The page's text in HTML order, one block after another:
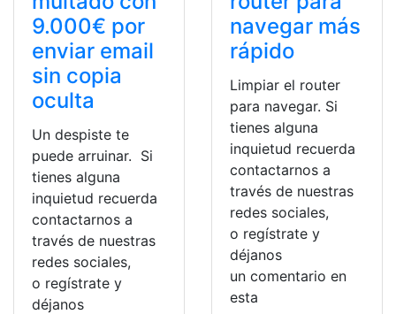
9.000€ por
enviar email
sin copia
oculta
Un despiste te
puede arruinar. Si
tienes alguna
inquietud recuerda
contactarnos a
través de nuestras
redes sociales,
o regístrate y
déjanos
navegar más
rápido
Limpiar el router
para navegar. Si
tienes alguna
inquietud recuerda
contactarnos a
través de nuestras
redes sociales,
o regístrate y
déjanos
un comentario en
esta